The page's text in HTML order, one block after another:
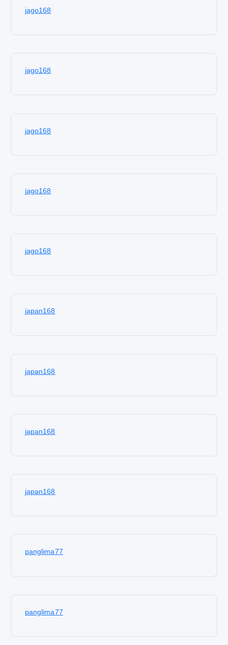
jago168
jago168
jago168
jago168
jago168
japan168
japan168
japan168
japan168
panglima77
panglima77